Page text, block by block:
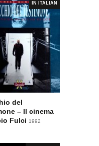
IN ITALIAN
del
– Il cinema
Fulci 1992